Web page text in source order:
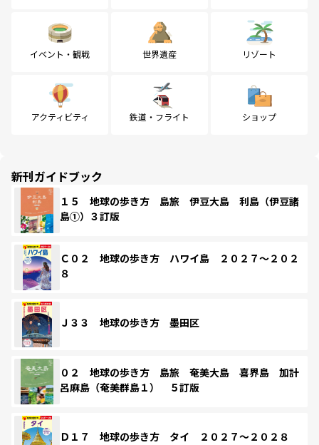
イベント・観戦 世界遺産 リゾート
アクティビティ 鉄道・フライト ショップ
新刊ガイドブック
１５ 地球の歩き方 島旅 伊豆大島 利島（伊豆諸
島①）３訂版
Ｃ０２ 地球の歩き方 ハワイ島 ２０２７～２０２
８
Ｊ３３ 地球の歩き方 墨田区
０２ 地球の歩き方 島旅 奄美大島 喜界島 加計
呂麻島（奄美群島１） ５訂版
Ｄ１７ 地球の歩き方 タイ ２０２７～２０２８